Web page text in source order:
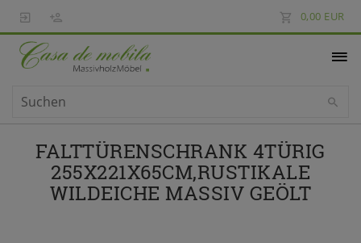
0,00 EUR
FALTTÜRENSCHRANK 4TÜRIG
255X221X65CM,RUSTIKALE
WILDEICHE MASSIV GEÖLT